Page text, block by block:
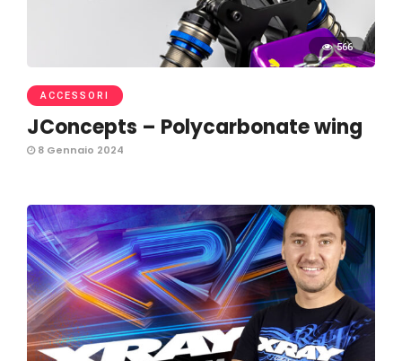
566
ACCESSORI
JConcepts – Polycarbonate wing
8 Gennaio 2024